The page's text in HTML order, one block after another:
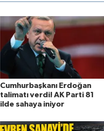
Cumhurbaşkanı Erdoğan
talimatı verdi! AK Parti 81
ilde sahaya iniyor